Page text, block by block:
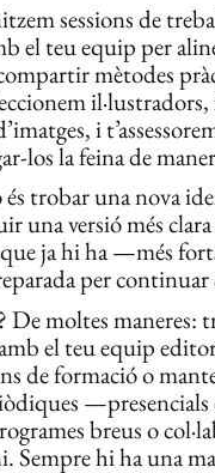
sessions de
el teu equip per
mètodes
i
los la feina de
és trobar una nova
una versió més
ja hi ha —més
per continuar
De moltes maneres:
el teu equip
de formació o
—presencials
breus o
Sempre hi ha una